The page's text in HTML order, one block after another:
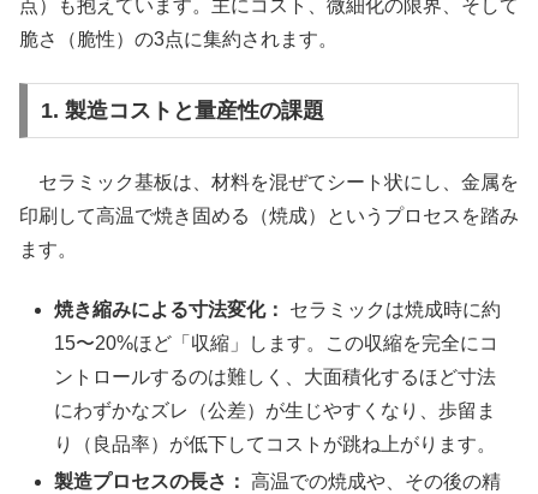
点）も抱えています。主にコスト、微細化の限界、そして
脆さ（脆性）の3点に集約されます。
1. 製造コストと量産性の課題
セラミック基板は、材料を混ぜてシート状にし、金属を
印刷して高温で焼き固める（焼成）というプロセスを踏み
ます。
焼き縮みによる寸法変化：
セラミックは焼成時に約
15〜20%ほど「収縮」します。この収縮を完全にコ
ントロールするのは難しく、大面積化するほど寸法
にわずかなズレ（公差）が生じやすくなり、歩留ま
り（良品率）が低下してコストが跳ね上がります。
製造プロセスの長さ： 高温での焼成や、その後の精